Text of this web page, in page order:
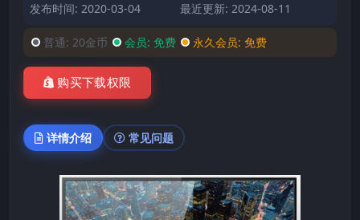
发布时间: 2020-03-04
最近更新: 2024-08-11
普通: 20金币 会员: 免费 永久会员: 免费
购买下载权限
详情介绍 常见问题